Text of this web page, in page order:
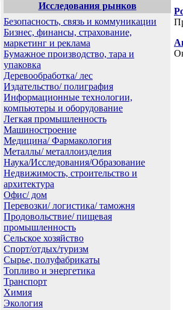
Исследования рынков
Безопасность, связь и коммуникации
Бизнес, финансы, страхование,
маркетинг и реклама
Бумажное производство, тара и
упаковка
Деревообработка/ лес
Издательство/ полиграфия
Информационные технологии,
компьютеры и оборудование
Легкая промышленность
Машиностроение
Медицина/ Фармакология
Металлы/ металлоизделия
Наука/Исследования/Образование
Недвижимость, строительство и
архитектура
Офис/ дом
Перевозки/ логистика/ таможня
Продовольствие/ пищевая
промышленность
Сельское хозяйство
Спорт/отдых/туризм
Сырье, полуфабрикаты
Топливо и энергетика
Транспорт
Химия
Экология